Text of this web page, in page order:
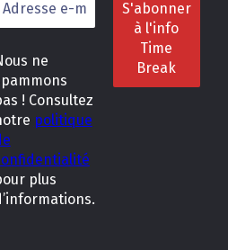
ne
! Consultez
politique
plus
– 87 rue de Mireille – 83 150
Conditions